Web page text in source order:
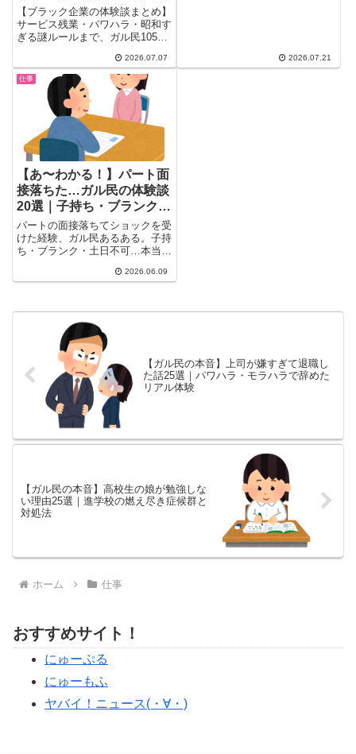
ラ・謎ルール
【ブラック企業の体験談まとめ】
サービス残業・パワハラ・昭和す
ぎる謎ルールまで、ガル民105人
る実態。残業代未払い、有給が取
れない理由、セクハラの実態、辞
める決断のきっかけまで、検索し
ても出てこないリアルな本音を一
気に厳選して紹介します。
2026.07.07
れた20人分の体験と本音コメン
トをまとめました。
2026.07.21
仕事
【あ〜わかる！】パート面
接落ちた…ガル民の体験談
20選｜子持ち・ブランク・
土日問題のリアル
パートの面接落ちてショックを受
けた経験、ガル民あるある。子持
ち・ブランク・土日不可…本当の
る。面接対策や受かりやすい仕事
2026.06.09
【ガル民の本音】上司が嫌すぎて退職し
た話25選｜パワハラ・モラハラで辞めた
リアル体験
【ガル民の本音】高校生の娘が勉強しな
い理由25選｜進学校の燃え尽き症候群と
対処法
ホーム 仕事
おすすめサイト！
にゅーぷる
にゅーもふ
ヤバイ！ニュース(・∀・)